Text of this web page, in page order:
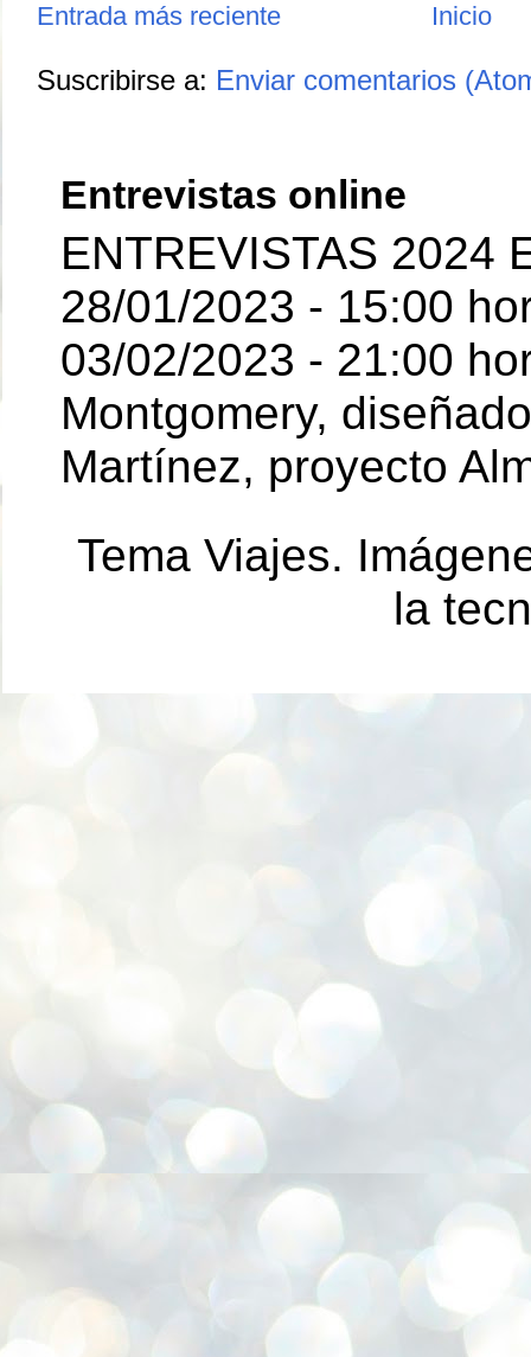
Entrada más reciente Inicio
Suscribirse a: Enviar comentarios
Entrevistas online
ENTREVISTAS 2024
28/01/2023 - 15:00
03/02/2023 - 21:00
Montgomery,
Martínez, proyecto
Tema Viajes.
la